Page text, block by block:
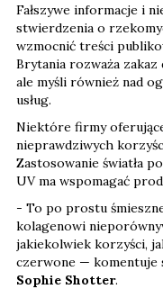
Fałszywe informacje i
stwierdzenia o
wzmocnić treści
Brytania rozważa zakaz
ale myśli również nad
usług.
Niektóre firmy
nieprawdziwych
Zastosowanie światła
UV ma wspomagać
- To po prostu
kolagenowi
jakiekolwiek korzyści,
czerwone — komentuje
Sophie Shotter.